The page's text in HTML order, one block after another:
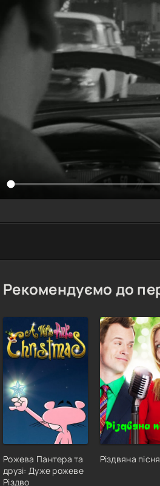
Рекомендуємо до
Рожева Пантера та
друзі: Дуже рожеве
Різдво
Різдвяна пісня